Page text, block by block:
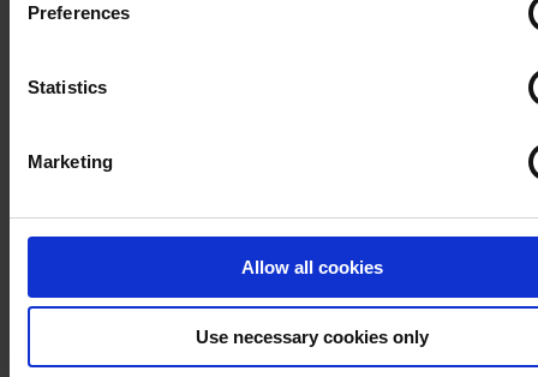
Preferences
Statistics
Marketing
Allow all cookies
Use necessary cookies only